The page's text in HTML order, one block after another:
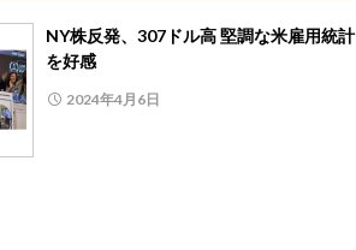
NY株反発、307ドル高 堅調な米雇用統計
を好感
2024年4月6日